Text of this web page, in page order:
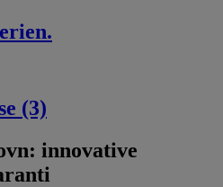
(3)
innovative